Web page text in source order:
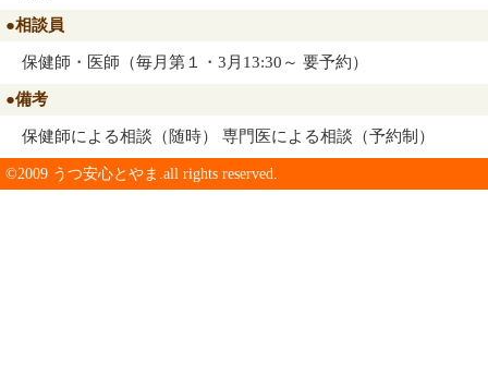
●相談員
保健師・医師（毎月第１・3月13:30～ 要予約）
●備考
保健師による相談（随時） 専門医による相談（予約制）
©2009 うつ安心とやま.all rights reserved.